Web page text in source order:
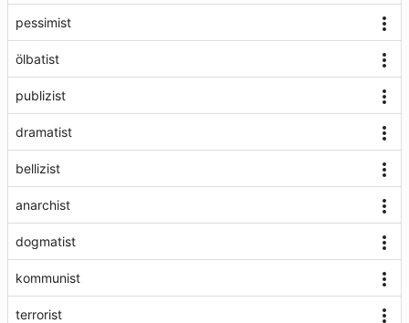
pessimist
ölbatist
publizist
dramatist
bellizist
anarchist
dogmatist
kommunist
terrorist